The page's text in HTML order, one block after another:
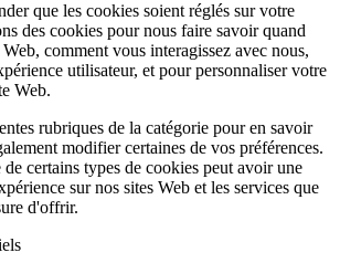
que les cookies soient réglés sur votre
des cookies pour nous faire savoir quand
comment vous interagissez avec nous,
utilisateur, et pour personnaliser votre
Web.
rubriques de la catégorie pour en savoir
modifier certaines de vos préférences.
certains types de cookies peut avoir une
sur nos sites Web et les services que
d'offrir.